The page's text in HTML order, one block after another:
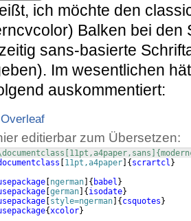
ich möchte den
Balken bei den
sans-basierte
Im wesentlichen
auskommentiert:
editierbar zum Übersetzen:
11pt,a4paper { scrartcl }
ngerman { babel }
german { isodate}
style=ngerman { csquotes }
{xcolor}